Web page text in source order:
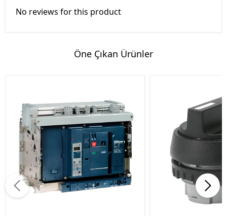
No reviews for this product
Öne Çıkan Ürünler